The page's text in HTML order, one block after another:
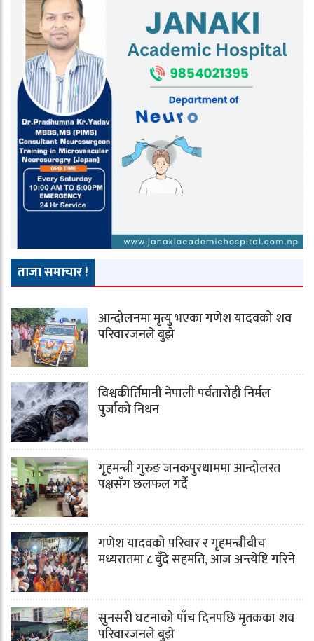
ताजा समाचार !
आन्दोलनमा मृत्यु भएका गणेश यादवको शव
परिवारजनले बुझे
विश्वकीर्तिमानी नेपाली पर्वतारोही निर्मल
पुर्जाको निधन
गृहमन्त्री गुरुङ जनकपुरधाममा आन्दोलरत
पक्षसँग छलफल गर्दै
गणेश यादवको परिवार र गृहमन्त्रीबीच
मध्यरातमा ८ बुँदे सहमति, आज अन्त्येष्टि गरिने
सुनसरी घटनाको पाँच दिनपछि मृतकका शव
परिवारजनले बुझे